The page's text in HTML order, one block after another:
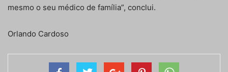
mesmo o seu médico de família”, conclui.
Orlando Cardoso